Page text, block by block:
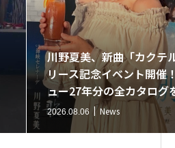
川野夏美、新曲「カクテ
リース記念イベント開催
ュー27年分の全カタログ
2026.08.06 News